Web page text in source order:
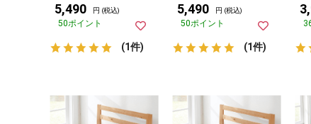
5,490 円 (税込)
50ポイント
(1件)
5,490 円 (税込)
50ポイント
(1件)